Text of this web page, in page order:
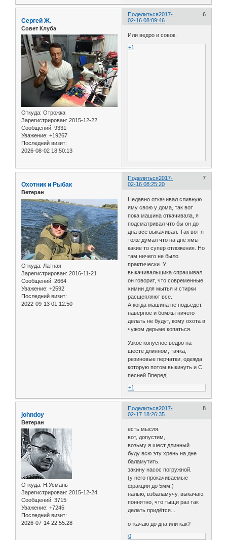
Поделиться 6
2017-
02-16 08:09:46
Сергей Ж.
Совет Клуба
Откуда: Отрожка
Зарегистрирован: 2015-12-22
Сообщений: 9331
Уважение: +19267
Последний визит:
2026-08-02 18:50:13
Или ведро и совок.
+1
Поделиться 7
2017-
02-16 08:25:20
Охотник и Рыбак
Ветеран
Откуда: Латная
Зарегистрирован: 2016-11-21
Сообщений: 2664
Уважение: +2592
Последний визит:
2022-09-13 01:12:50
Недавно откачивал сливную
яму свою у дома, так вот
пока машина откачивала, я
подсматривал что бы он до
дна все выкачивал. Так вот я
тоже думал что на дне ямы
какие то супер отложения. Но
там ничего не было
практически. У
выкачивальщика спрашивал,
он говорит, что современные
химии для мытья и стирки
расщепляют все.
А когда машина не подьедет,
наверное и бомжы ничего
делать не будут, кому охота в
чужом дерьме копаться.
Узкое конусное ведро на
шесте длинном, тачка,
резиновые перчатки, одежда
которую потом выкинуть и С
песней Вперед!
+1
Поделиться 8
2017-
02-17 18:26:35
johndoy
Ветеран
Откуда: Н.Усмань
Зарегистрирован: 2015-12-24
Сообщений: 3715
Уважение: +7245
Последний визит:
2026-07-14 22:55:28
есть мысля.
вот, допустим,
возьму я шест длинный.
буду всю эту хрень на дне
баламутить.
закину насос погружной.
(у него прокачиваемые
фракции до 5мм.)
налью, взбаламучу, выкачаю.
поннятно, что тыщи раз так
делать придётся...
откачаю до дна или как?
0